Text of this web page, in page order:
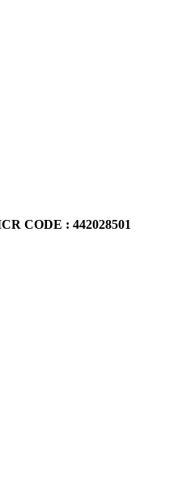
CODE : 442028501